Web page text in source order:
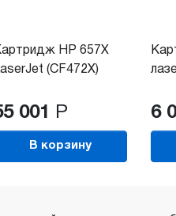
HP 657X
(CF472X)
001 Р
В корзину
6